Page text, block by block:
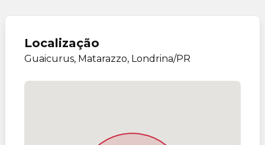
Localização
Guaicurus, Matarazzo, Londrina/PR